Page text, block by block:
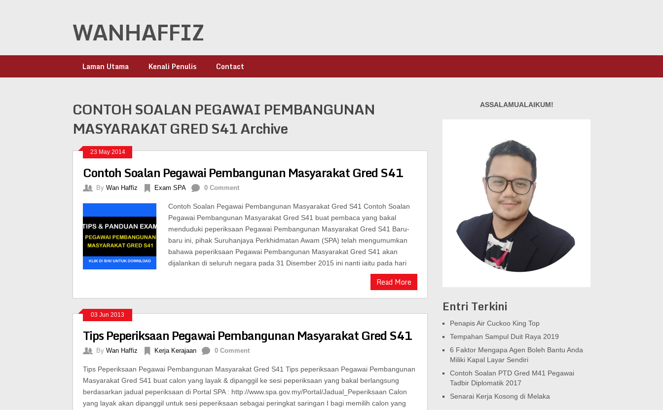
WANHAFFIZ
Laman Utama Kenali Penulis Contact
CONTOH SOALAN PEGAWAI PEMBANGUNAN
MASYARAKAT GRED S41 Archive
23 May 2014
Contoh Soalan Pegawai Pembangunan Masyarakat Gred S41
By Wan Haffiz Exam SPA 0 Comment
Contoh Soalan Pegawai Pembangunan Masyarakat Gred S41 Contoh Soalan
Pegawai Pembangunan Masyarakat Gred S41 buat pembaca yang bakal
menduduki peperiksaan Pegawai Pembangunan Masyarakat Gred S41 Baru-
baru ini, pihak Suruhanjaya Perkhidmatan Awam (SPA) telah mengumumkan
bahawa peperiksaan Pegawai Pembangunan Masyarakat Gred S41 akan
dijalankan di seluruh negara pada 31 Disember 2015 ini nanti iaitu pada hari
Read More
03 Jun 2013
Tips Peperiksaan Pegawai Pembangunan Masyarakat Gred S41
By Wan Haffiz Kerja Kerajaan 0 Comment
Tips Peperiksaan Pegawai Pembangunan Masyarakat Gred S41 Tips peperiksaan Pegawai Pembangunan
Masyarakat Gred S41 buat calon yang layak & dipanggil ke sesi peperiksaan yang bakal berlangsung
berdasarkan jadual peperiksaan di Portal SPA : http://www.spa.gov.my/Portal/Jadual_Peperiksaan Calon
yang layak akan dipanggil untuk sesi peperiksaan sebagai peringkat saringan I bagi memilih calon yang
ASSALAMUALAIKUM!
Entri Terkini
Penapis Air Cuckoo King Top
Tempahan Sampul Duit Raya 2019
6 Faktor Mengapa Agen Boleh Bantu Anda
Miliki Kapal Layar Sendiri
Contoh Soalan PTD Gred M41 Pegawai
Tadbir Diplomatik 2017
Senarai Kerja Kosong di Melaka